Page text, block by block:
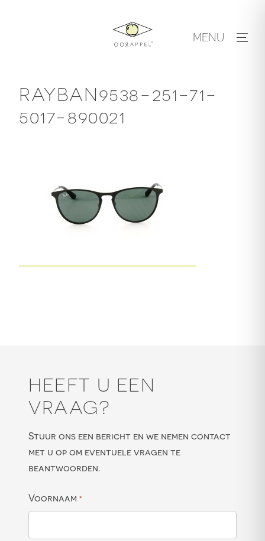
MENU
RAYBAN9538-251-71-
5017-890021
HEEFT U EEN
VRAAG?
Stuur ons een bericht en we nemen contact
met u op om eventuele vragen te
beantwoorden.
Voornaam *